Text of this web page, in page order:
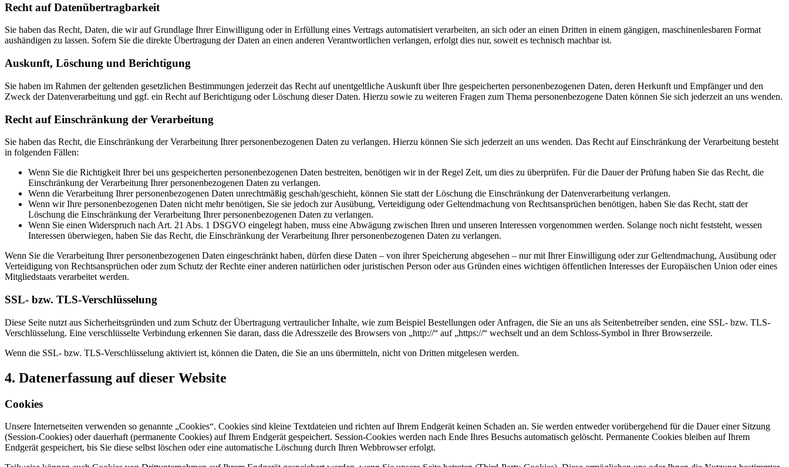
Recht auf Daten­übertrag­barkeit
Sie haben das Recht, Daten, die wir auf Grundlage Ihrer Einwilligung oder in Erfüllung eines Vertrags automatisiert verarbeiten, an sich oder an einen Dritten in einem gängigen, maschinenlesbaren Format
aushändigen zu lassen. Sofern Sie die direkte Übertragung der Daten an einen anderen Verantwortlichen verlangen, erfolgt dies nur, soweit es technisch machbar ist.
Auskunft, Löschung und Berichtigung
Sie haben im Rahmen der geltenden gesetzlichen Bestimmungen jederzeit das Recht auf unentgeltliche Auskunft über Ihre gespeicherten personenbezogenen Daten, deren Herkunft und Empfänger und den
Zweck der Datenverarbeitung und ggf. ein Recht auf Berichtigung oder Löschung dieser Daten. Hierzu sowie zu weiteren Fragen zum Thema personenbezogene Daten können Sie sich jederzeit an uns wenden.
Recht auf Einschränkung der Verarbeitung
Sie haben das Recht, die Einschränkung der Verarbeitung Ihrer personenbezogenen Daten zu verlangen. Hierzu können Sie sich jederzeit an uns wenden. Das Recht auf Einschränkung der Verarbeitung besteht
in folgenden Fällen:
Wenn Sie die Richtigkeit Ihrer bei uns gespeicherten personenbezogenen Daten bestreiten, benötigen wir in der Regel Zeit, um dies zu überprüfen. Für die Dauer der Prüfung haben Sie das Recht, die
Einschränkung der Verarbeitung Ihrer personenbezogenen Daten zu verlangen.
Wenn die Verarbeitung Ihrer personenbezogenen Daten unrechtmäßig geschah/geschieht, können Sie statt der Löschung die Einschränkung der Datenverarbeitung verlangen.
Wenn wir Ihre personenbezogenen Daten nicht mehr benötigen, Sie sie jedoch zur Ausübung, Verteidigung oder Geltendmachung von Rechtsansprüchen benötigen, haben Sie das Recht, statt der
Löschung die Einschränkung der Verarbeitung Ihrer personenbezogenen Daten zu verlangen.
Wenn Sie einen Widerspruch nach Art. 21 Abs. 1 DSGVO eingelegt haben, muss eine Abwägung zwischen Ihren und unseren Interessen vorgenommen werden. Solange noch nicht feststeht, wessen
Interessen überwiegen, haben Sie das Recht, die Einschränkung der Verarbeitung Ihrer personenbezogenen Daten zu verlangen.
Wenn Sie die Verarbeitung Ihrer personenbezogenen Daten eingeschränkt haben, dürfen diese Daten – von ihrer Speicherung abgesehen – nur mit Ihrer Einwilligung oder zur Geltendmachung, Ausübung oder
Verteidigung von Rechtsansprüchen oder zum Schutz der Rechte einer anderen natürlichen oder juristischen Person oder aus Gründen eines wichtigen öffentlichen Interesses der Europäischen Union oder eines
Mitgliedstaats verarbeitet werden.
SSL- bzw. TLS-Verschlüsselung
Diese Seite nutzt aus Sicherheitsgründen und zum Schutz der Übertragung vertraulicher Inhalte, wie zum Beispiel Bestellungen oder Anfragen, die Sie an uns als Seitenbetreiber senden, eine SSL- bzw. TLS-
Verschlüsselung. Eine verschlüsselte Verbindung erkennen Sie daran, dass die Adresszeile des Browsers von „http://“ auf „https://“ wechselt und an dem Schloss-Symbol in Ihrer Browserzeile.
Wenn die SSL- bzw. TLS-Verschlüsselung aktiviert ist, können die Daten, die Sie an uns übermitteln, nicht von Dritten mitgelesen werden.
4. Datenerfassung auf dieser Website
Cookies
Unsere Internetseiten verwenden so genannte „Cookies“. Cookies sind kleine Textdateien und richten auf Ihrem Endgerät keinen Schaden an. Sie werden entweder vorübergehend für die Dauer einer Sitzung
(Session-Cookies) oder dauerhaft (permanente Cookies) auf Ihrem Endgerät gespeichert. Session-Cookies werden nach Ende Ihres Besuchs automatisch gelöscht. Permanente Cookies bleiben auf Ihrem
Endgerät gespeichert, bis Sie diese selbst löschen oder eine automatische Löschung durch Ihren Webbrowser erfolgt.